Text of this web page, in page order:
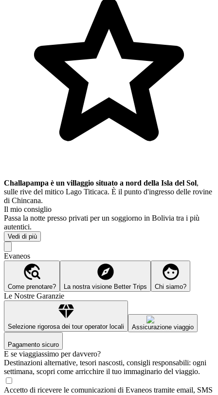
Challapampa è un villaggio situato a nord della Isla del Sol,
sulle rive del mitico Lago Titicaca. È il punto d'ingresso delle rovine
di Chincana.
Il mio consiglio
Passa la notte presso privati per un soggiorno in Bolivia tra i più
autentici.
Vedi di più
Evaneos
Come prenotare? La nostra visione Better Trips Chi siamo?
Le Nostre Garanzie
Selezione rigorosa dei tour operator locali Assicurazione viaggio
Pagamento sicuro
E se viaggiassimo per davvero?
Destinazioni alternative, tesori nascosti, consigli responsabili: ogni
settimana, scopri come arricchire il tuo immaginario del viaggio.
Accetto di ricevere le comunicazioni di Evaneos tramite email, SMS